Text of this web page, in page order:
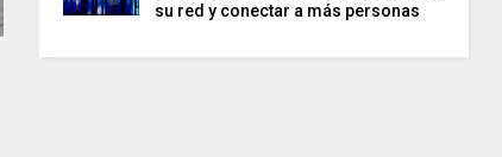
su red y conectar a más personas